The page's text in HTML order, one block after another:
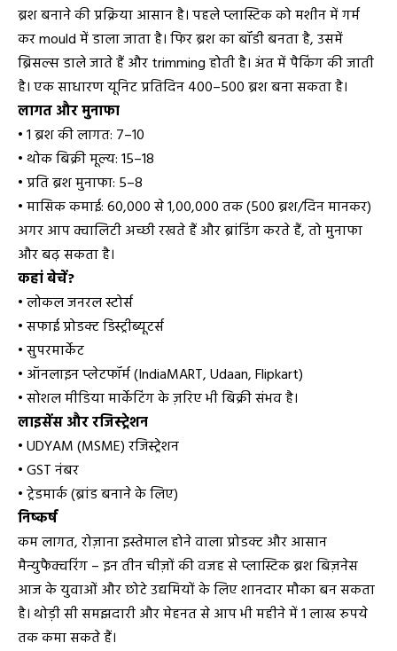
ब्रश बनाने की प्रक्रिया आसान है। पहले प्लास्टिक को मशीन में गर्म
कर mould में डाला जाता है। फिर ब्रश का बॉडी बनता है, उसमें
ब्रिसल्स डाले जाते हैं और trimming होती है। अंत में पैकिंग की जाती
है। एक साधारण यूनिट प्रतिदिन 400–500 ब्रश बना सकता है।
लागत और मुनाफा
• 1 ब्रश की लागत: ₹7–₹10
• थोक बिक्री मूल्य: ₹15–₹18
• प्रति ब्रश मुनाफा: ₹5–₹8
• मासिक कमाई: ₹60,000 से ₹1,00,000 तक (500 ब्रश/दिन मानकर)
अगर आप क्वालिटी अच्छी रखते हैं और ब्रांडिंग करते हैं, तो मुनाफा
और बढ़ सकता है।
कहां बेचें?
• लोकल जनरल स्टोर्स
• सफाई प्रोडक्ट डिस्ट्रीब्यूटर्स
• सुपरमार्केट
• ऑनलाइन प्लेटफॉर्म (IndiaMART, Udaan, Flipkart)
• सोशल मीडिया मार्केटिंग के ज़रिए भी बिक्री संभव है।
लाइसेंस और रजिस्ट्रेशन
• UDYAM (MSME) रजिस्ट्रेशन
• GST नंबर
• ट्रेडमार्क (ब्रांड बनाने के लिए)
निष्कर्ष
कम लागत, रोज़ाना इस्तेमाल होने वाला प्रोडक्ट और आसान
मैन्युफैक्चरिंग – इन तीन चीज़ों की वजह से प्लास्टिक ब्रश बिज़नेस
आज के युवाओं और छोटे उद्यमियों के लिए शानदार मौका बन सकता
है। थोड़ी सी समझदारी और मेहनत से आप भी महीने में 1 लाख रुपये
तक कमा सकते हैं।